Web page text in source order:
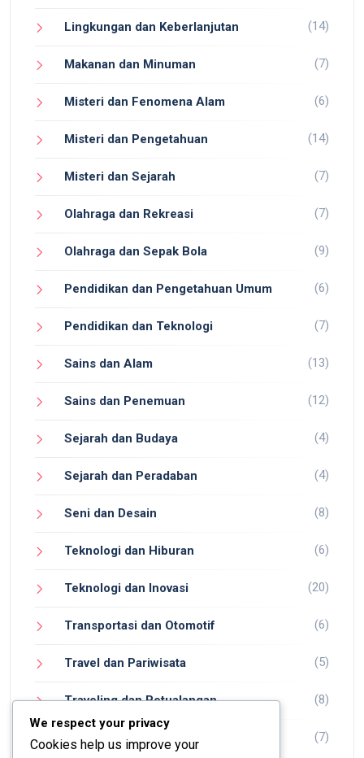
Lingkungan dan Keberlanjutan (14)
Makanan dan Minuman (7)
Misteri dan Fenomena Alam (6)
Misteri dan Pengetahuan (14)
Misteri dan Sejarah (7)
Olahraga dan Rekreasi (7)
Olahraga dan Sepak Bola (9)
Pendidikan dan Pengetahuan Umum (6)
Pendidikan dan Teknologi (7)
Sains dan Alam (13)
Sains dan Penemuan (12)
Sejarah dan Budaya (4)
Sejarah dan Peradaban (4)
Seni dan Desain (8)
Teknologi dan Hiburan (6)
Teknologi dan Inovasi (20)
Transportasi dan Otomotif (6)
Travel dan Pariwisata (5)
Traveling dan Petualangan (8)
Wisata dan Petualangan (7)
We respect your privacy
Cookies help us improve your